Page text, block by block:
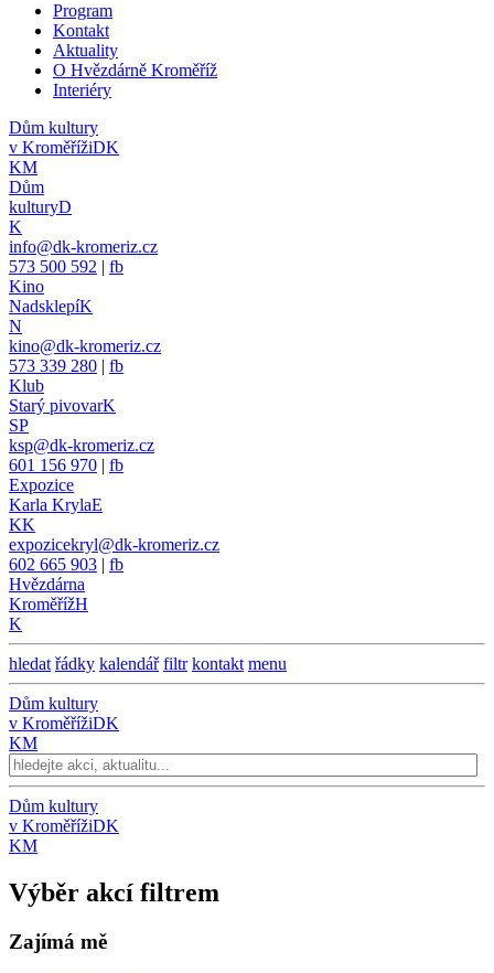
Program
Kontakt
Aktuality
O Hvězdárně Kroměříž
Interiéry
Dům kultury
v KroměřížiDK
KM
Dům
kulturyD
K
info@dk-kromeriz.cz
573 500 592 | fb
Kino
NadsklepíK
N
kino@dk-kromeriz.cz
573 339 280 | fb
Klub
Starý pivovarK
SP
ksp@dk-kromeriz.cz
601 156 970 | fb
Expozice
Karla KrylaE
KK
expozicekryl@dk-kromeriz.cz
602 665 903 | fb
Hvězdárna
KroměřížH
K
hledat řádky kalendář filtr kontakt menu
Dům kultury
v KroměřížiDK
KM
Dům kultury
v KroměřížiDK
KM
Výběr akcí filtrem
Zajímá mě